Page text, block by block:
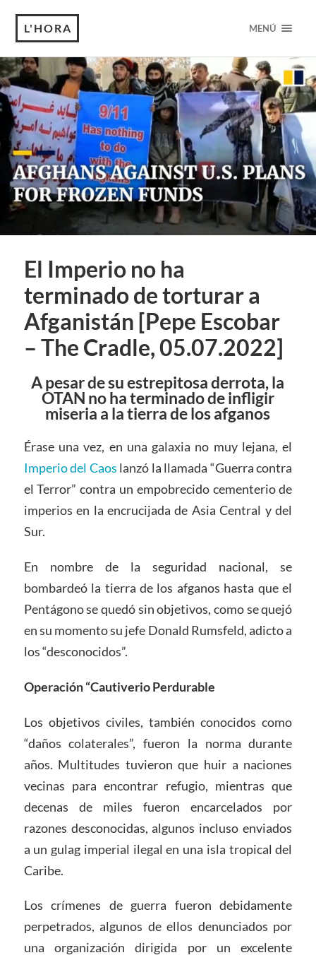
L'HORA MENÚ
El Imperio no ha
terminado de torturar a
Afganistán [Pepe Escobar
– The Cradle, 05.07.2022]
A pesar de su estrepitosa derrota, la
OTAN no ha terminado de infligir
miseria a la tierra de los afganos
Érase una vez, en una galaxia no muy lejana, el
Imperio del Caos lanzó la llamada “Guerra contra
el Terror” contra un empobrecido cementerio de
imperios en la encrucijada de Asia Central y del
Sur.
En nombre de la seguridad nacional, se
bombardeó la tierra de los afganos hasta que el
Pentágono se quedó sin objetivos, como se quejó
en su momento su jefe Donald Rumsfeld, adicto a
los “desconocidos”.
Operación “Cautiverio Perdurable
Los objetivos civiles, también conocidos como
“daños colaterales”, fueron la norma durante
años. Multitudes tuvieron que huir a naciones
vecinas para encontrar refugio, mientras que
decenas de miles fueron encarcelados por
razones desconocidas, algunos incluso enviados
a un gulag imperial ilegal en una isla tropical del
Caribe.
Los crímenes de guerra fueron debidamente
perpetrados, algunos de ellos denunciados por
una organización dirigida por un excelente